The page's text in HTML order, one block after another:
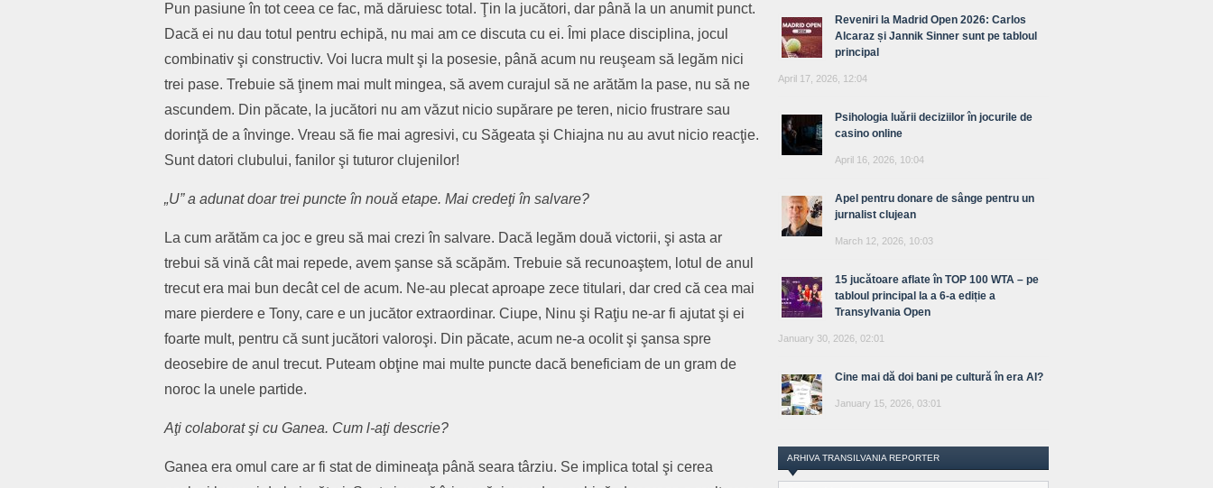
Pun pasiune în tot ceea ce fac, mă dăruiesc total. Ţin la jucători, dar până la un anumit punct.
Dacă ei nu dau totul pentru echipă, nu mai am ce discuta cu ei. Îmi place disciplina, jocul
combinativ şi constructiv. Voi lucra mult şi la posesie, până acum nu reuşeam să legăm nici
trei pase. Trebuie să ţinem mai mult mingea, să avem curajul să ne arătăm la pase, nu să ne
ascundem. Din păcate, la jucători nu am văzut nicio supărare pe teren, nicio frustrare sau
dorinţă de a învinge. Vreau să fie mai agresivi, cu Săgeata şi Chiajna nu au avut nicio reacţie.
Sunt datori clubului, fanilor şi tuturor clujenilor!
„U” a adunat doar trei puncte în nouă etape. Mai credeţi în salvare?
La cum arătăm ca joc e greu să mai crezi în salvare. Dacă legăm două victorii, şi asta ar
trebui să vină cât mai repede, avem şanse să scăpăm. Trebuie să recunoaştem, lotul de anul
trecut era mai bun decât cel de acum. Ne-au plecat aproape zece titulari, dar cred că cea mai
mare pierdere e Tony, care e un jucător extraordinar. Ciupe, Ninu şi Raţiu ne-ar fi ajutat şi ei
foarte mult, pentru că sunt jucători valoroşi. Din păcate, acum ne-a ocolit şi şansa spre
deosebire de anul trecut. Puteam obţine mai multe puncte dacă beneficiam de un gram de
noroc la unele partide.
Aţi colaborat şi cu Ganea. Cum l-aţi descrie?
Ganea era omul care ar fi stat de dimineaţa până seara târziu. Se implica total şi cerea
Reveniri la Madrid Open 2026: Carlos
Alcaraz și Jannik Sinner sunt pe tabloul
principal
April 17, 2026, 12:04
Psihologia luării deciziilor în jocurile de
casino online
April 16, 2026, 10:04
Apel pentru donare de sânge pentru un
jurnalist clujean
March 12, 2026, 10:03
15 jucătoare aflate în TOP 100 WTA – pe
tabloul principal la a 6-a ediție a
Transylvania Open
January 30, 2026, 02:01
Cine mai dă doi bani pe cultură în era AI?
January 15, 2026, 03:01
ARHIVA TRANSILVANIA REPORTER